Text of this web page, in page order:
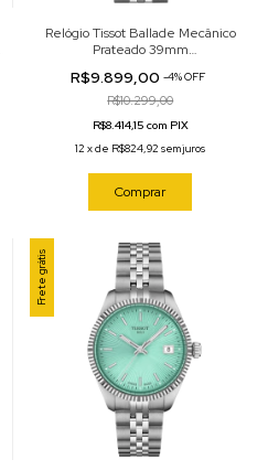
Relógio Tissot Ballade Mecânico
Prateado 39mm
R$9.899,00-4%OFF
R$10.299,00
R$8.414,15 com PIX
12 xde R$824,92 sem juros
Comprar
Frete grátis